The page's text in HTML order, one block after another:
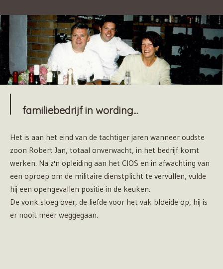
familiebedrijf in wording...
Het is aan het eind van de tachtiger jaren wanneer oudste
zoon Robert Jan, totaal onverwacht, in het bedrijf komt
werken. Na z'n opleiding aan het CIOS en in afwachting van
een oproep om de militaire dienstplicht te vervullen, vulde
hij een opengevallen positie in de keuken.
De vonk sloeg over, de liefde voor het vak bloeide op, hij is
er nooit meer weggegaan.